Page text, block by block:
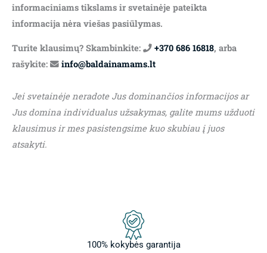
informaciniams tikslams ir svetainėje pateikta
informacija nėra viešas pasiūlymas.
Turite klausimų? Skambinkite: +370 686 16818, arba
rašykite:
info@baldainamams.lt
Jei svetainėje neradote Jus dominančios informacijos ar
Jus domina individualus užsakymas, galite mums užduoti
klausimus ir mes pasistengsime kuo skubiau į juos
atsakyti.
100% kokybės garantija